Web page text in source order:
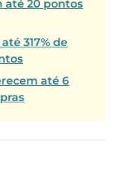
até 20 pontos
317% de
até 6